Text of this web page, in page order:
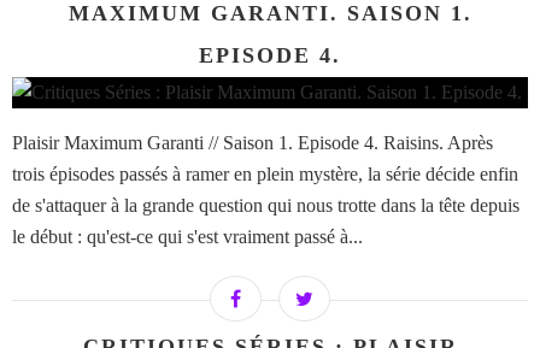
MAXIMUM GARANTI. SAISON 1.
EPISODE 4.
Plaisir Maximum Garanti // Saison 1. Episode 4. Raisins. Après
trois épisodes passés à ramer en plein mystère, la série décide enfin
de s'attaquer à la grande question qui nous trotte dans la tête depuis
le début : qu'est-ce qui s'est vraiment passé à...